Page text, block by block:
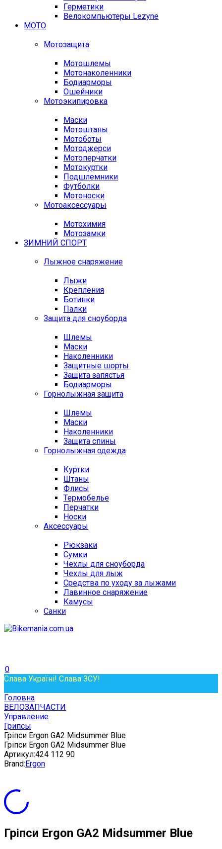
Герметики
Велокомпьютеры Lezyne
МОТО
Мотозащита
Мотошлемы
Мотонаколенники
Бодиарморы
Ошейники
Мотоэкипировка
Маски
Мотоштаны
Мотоботы
Мотоджерси
Мотоперчатки
Мотокуртки
Подшлемники
Футболки
Мотоноски
Мотоаксессуары
Мотохимия
Мотозамки
ЗИМНИЙ СПОРТ
Лыжное снаряжение
Лыжи
Крепления
Ботинки
Палки
Защита для сноуборда
Шлемы
Маски
Наколенники
Защитные шорты
Защита запястья
Бодиарморы
Горнолыжная защита
Шлемы
Маски
Наколенники
Защита спины
Горнолыжная одежда
Куртки
Штаны
Флисы
Термобелье
Перчатки
Носки
Аксессуары
Рюкзаки
Сумки
Чехлы для сноуборда
Чехлы для лыж
Средства по уходу за лыжами
Лавинное снаряжение
Камусы
Санки
0
Слава Україні! Слава ЗСУ!
Головна
ВЕЛОЗАПЧАСТИ
Управление
Грипсы
Гріпси Ergon GA2 Midsummer Blue
Гріпси Ergon GA2 Midsummer Blue
Артикул:424 112 90
Brand:Ergon
Гріпси Ergon GA2 Midsummer Blue